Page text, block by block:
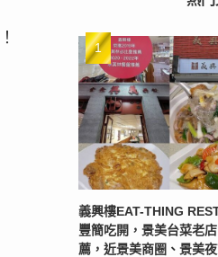
！
義興樓EAT-THING
豐簡吃開，景美台菜老
薦，近景美商圈、景美